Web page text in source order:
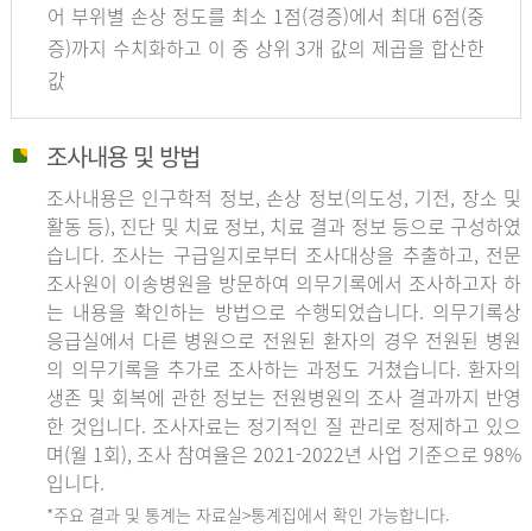
어 부위별 손상 정도를 최소 1점(경증)에서 최대 6점(중
증)까지 수치화하고 이 중 상위 3개 값의 제곱을 합산한
값
조사내용 및 방법
조사내용은 인구학적 정보, 손상 정보(의도성, 기전, 장소 및
활동 등), 진단 및 치료 정보, 치료 결과 정보 등으로 구성하였
습니다. 조사는 구급일지로부터 조사대상을 추출하고, 전문
조사원이 이송병원을 방문하여 의무기록에서 조사하고자 하
는 내용을 확인하는 방법으로 수행되었습니다. 의무기록상
응급실에서 다른 병원으로 전원된 환자의 경우 전원된 병원
의 의무기록을 추가로 조사하는 과정도 거쳤습니다. 환자의
생존 및 회복에 관한 정보는 전원병원의 조사 결과까지 반영
한 것입니다. 조사자료는 정기적인 질 관리로 정제하고 있으
며(월 1회), 조사 참여율은 2021-2022년 사업 기준으로 98%
입니다.
*주요 결과 및 통계는 자료실>통계집에서 확인 가능합니다.